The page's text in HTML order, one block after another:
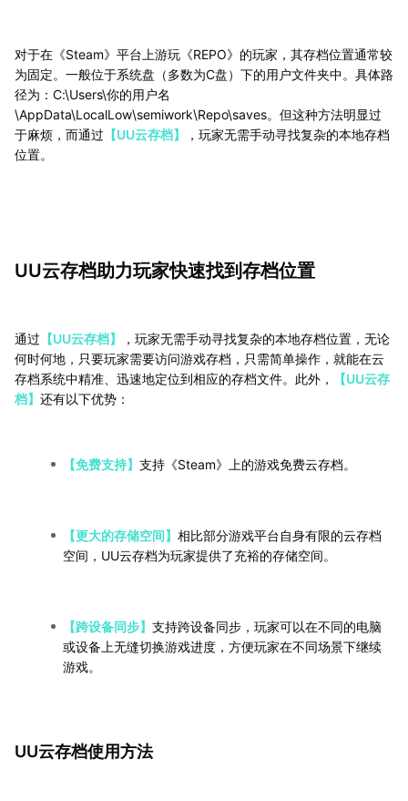
对于在《Steam》平台上游玩《REPO》的玩家，其存档位置通常较
为固定。一般位于系统盘（多数为C盘）下的用户文件夹中。具体路
径为：C:\Users\你的用户名
\AppData\LocalLow\semiwork\Repo\saves。但这种方法明显过
于麻烦，而通过 【UU云存档】
，玩家无需手动寻找复杂的本地存档
位置。
UU云存档助力玩家快速找到存档位置
通过 【UU云存档】
，玩家无需手动寻找复杂的本地存档位置，无论
何时何地，只要玩家需要访问游戏存档，只需简单操作，就能在云
存档系统中精准、迅速地定位到相应的存档文件。此外，
【UU云存
档】 还有以下优势：
【免费支持】 支持《Steam》上的游戏免费云存档。
【更大的存储空间】 相比部分游戏平台自身有限的云存档
空间，UU云存档为玩家提供了充裕的存储空间。
【跨设备同步】 支持跨设备同步，玩家可以在不同的电脑
或设备上无缝切换游戏进度，方便玩家在不同场景下继续
游戏。
UU云存档使用方法